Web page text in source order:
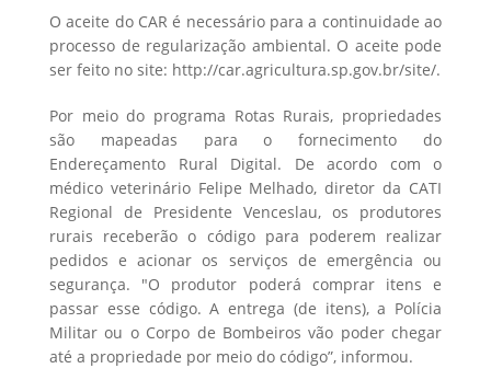
O aceite do CAR é necessário para a continuidade ao
processo de regularização ambiental. O aceite pode
ser feito no site: http://car.agricultura.sp.gov.br/site/.
Por meio do programa Rotas Rurais, propriedades
são mapeadas para o fornecimento do
Endereçamento Rural Digital. De acordo com o
médico veterinário Felipe Melhado, diretor da CATI
Regional de Presidente Venceslau, os produtores
rurais receberão o código para poderem realizar
pedidos e acionar os serviços de emergência ou
segurança. "O produtor poderá comprar itens e
passar esse código. A entrega (de itens), a Polícia
Militar ou o Corpo de Bombeiros vão poder chegar
até a propriedade por meio do código”, informou.